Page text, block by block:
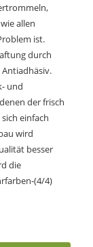
allen
ist.
durch
und
der frisch
einfach
wird
besser
die
(4/4)